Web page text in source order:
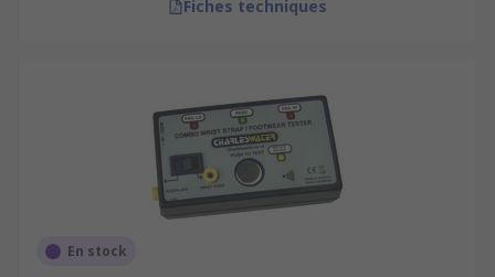
Fiches techniques
En stock